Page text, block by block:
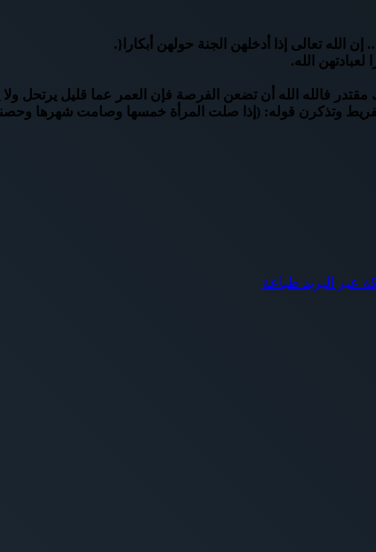
إن الله تعالى إذا أدخلهن الجنة حولهن أبكارا{.
الله.
فالله الله أن تضعن الفرصة فإن العمر عما قليل يرتحل ولا
التفريط وتذكرن قوله: (إذا صلت المرأة خمسها وصامت شهرها
عبر البريد طباعة